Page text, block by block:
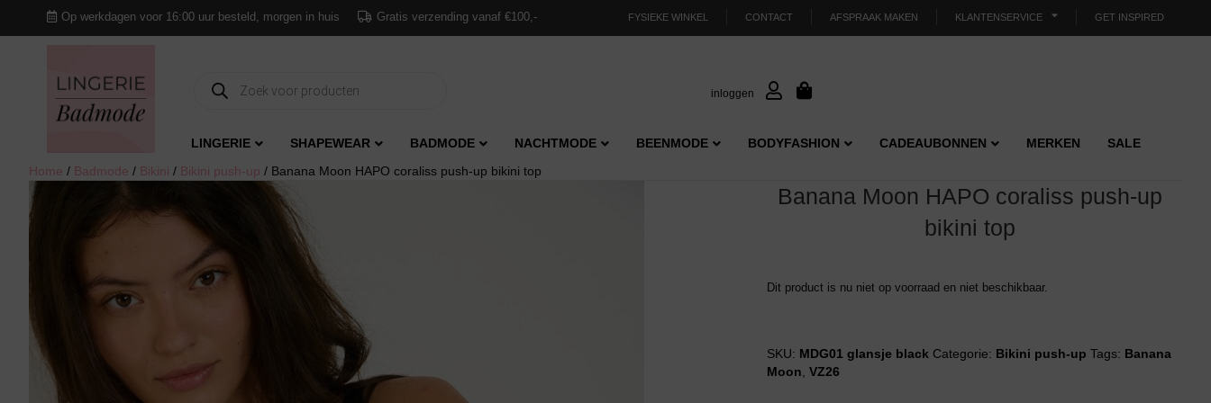
Op werkdagen voor 16:00 uur besteld, morgen in huis Gratis verzending vanaf €100,- FYSIEKE WINKEL CONTACT AFSPRAAK MAKEN KLANTENSERVICE GET INSPIRED
Producten
zoeken
inloggen
LINGERIE SHAPEWEAR BADMODE NACHTMODE BEENMODE BODYFASHION CADEAUBONNEN MERKEN
SALE
Home / Badmode / Bikini / Bikini push-up / Banana Moon HAPO coraliss push-up bikini top
Banana Moon HAPO coraliss push-up
bikini top
Dit product is nu niet op voorraad en niet beschikbaar.
SKU: MDG01 glansje black Categorie: Bikini push-up Tags: Banana
Moon ,VZ26